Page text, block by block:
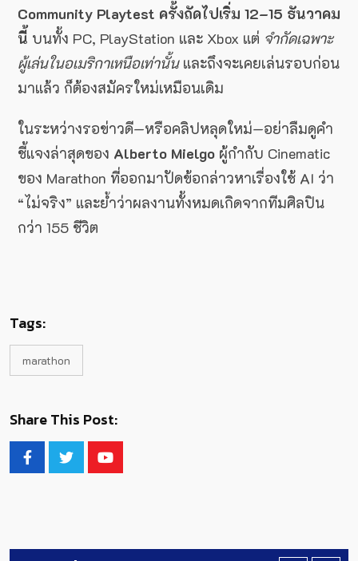
Community Playtest ครั้งถัดไปเริ่ม 12–15 ธันวาคม
นี้ บนทั้ง PC, PlayStation และ Xbox แต่ จำกัดเฉพาะ
ผู้เล่นในอเมริกาเหนือเท่านั้นและถึงจะเคยเล่นรอบก่อน
มาแล้ว ก็ต้องสมัครใหม่เหมือนเดิม
ในระหว่างรอข่าวดี—หรือคลิปหลุดใหม่—อย่าลืมดูคำ
ชี้แจงล่าสุดของ Alberto Mielgo ผู้กำกับ Cinematic
ของ Marathon ที่ออกมาปัดข้อกล่าวหาเรื่องใช้ AI ว่า
“ไม่จริง” และย้ำว่าผลงานทั้งหมดเกิดจากทีมศิลปิน
กว่า 155 ชีวิต
Tags:
marathon
Share This Post: